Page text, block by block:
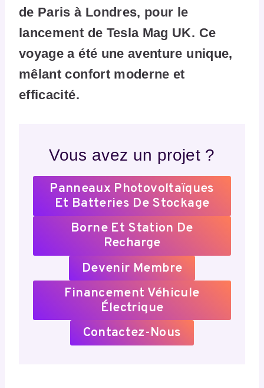
de Paris à Londres, pour le
lancement de Tesla Mag UK. Ce
voyage a été une aventure unique,
mêlant confort moderne et
efficacité.
Vous avez un projet ?
Panneaux Photovoltaïques
Et Batteries De Stockage
Borne Et Station De
Recharge
Devenir Membre
Financement Véhicule
Électrique
Contactez-Nous